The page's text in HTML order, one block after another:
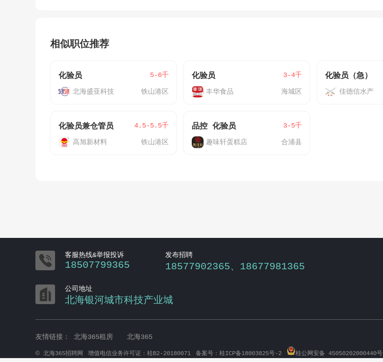
相似职位推荐
化验员 5-6千
北海盛亚科技 铁山港区
化验员 3-4千
丰华食品 海城区
化验员（急）
佳德信水产
化验员兼仓管员 4.5-5.5千
高旭新材料 铁山港区
品控 化验员 3-5千
趣味轩蛋糕店 合浦县
 客服热线&举报投诉
18507799365
发布招聘
18577902365、18677981365
 公司地址
北海银河城市科技产业城
友情链接： 北海365租房 北海365
© 北海365招聘网 增值电信业务许可证：桂B2-20180071 备案号：桂ICP备18003825号-2 桂公网安备 45050202000440号